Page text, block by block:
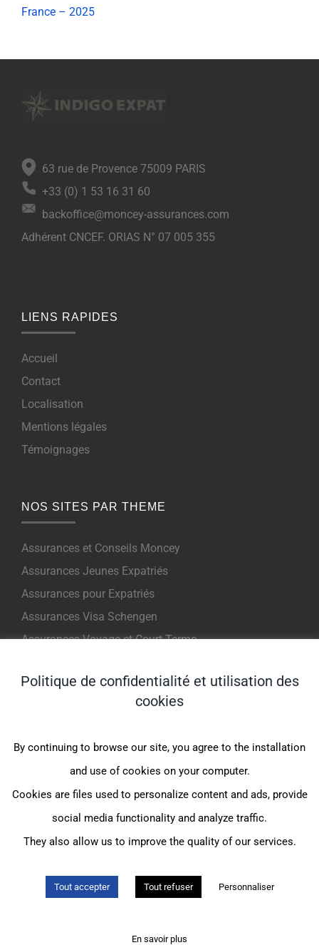
France – 2025
63 rue de Provence 75009 PARIS
+33 (0) 1 53 16 31 60
backoffice@moncey-assurances.com
Adhérent CNCEF. ORIAS N° 07 005 355
LIENS RAPIDES
Accueil
Contact
Localisation
Mentions légales
Témoignages
NOS SITES PAR THEME
Assurances et Conseils Moncey
Assurances Jeunes Expatriés
Assurances pour Expatriés
Assurances Visa Schengen
Assurances Voyage et Court Terme
NOS PRODUITS POUR EXPATRIES
Politique de confidentialité et utilisation des
cookies
By continuing to browse our site, you agree to the installation
and use of cookies on your computer.
Cookies are files used to personalize content and ads, provide
social media functionality and analyze traffic.
They also allow us to improve the quality of our services.
Tout accepter Tout refuser Personnaliser
En savoir plus